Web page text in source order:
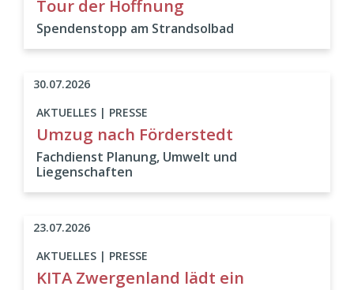
Tour der Hoffnung
Spendenstopp am Strandsolbad
AKTUELLES | PRESSE
Umzug nach Förderstedt
Fachdienst Planung, Umwelt und
Liegenschaften
30.07.2026
AKTUELLES | PRESSE
KITA Zwergenland lädt ein
23.07.2026